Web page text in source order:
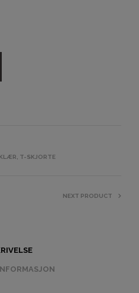
KLÆR T-SKJORTE
NEXT PRODUCT